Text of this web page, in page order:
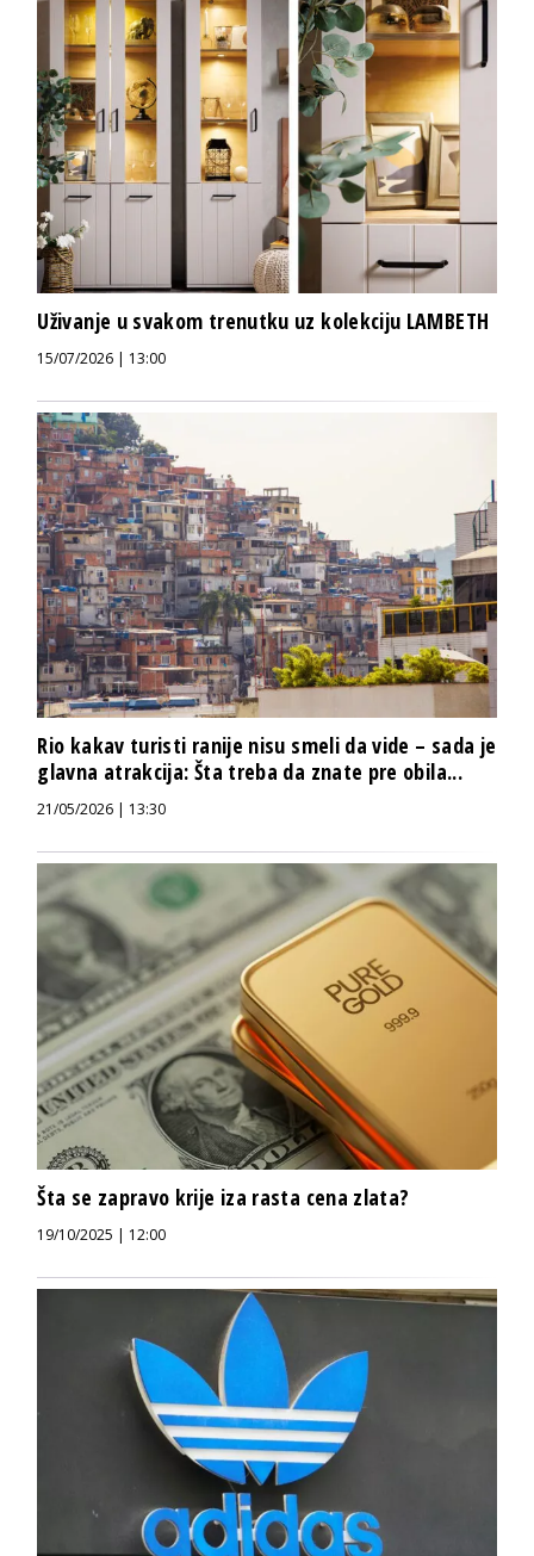
Uživanje u svakom trenutku uz kolekciju LAMBETH
15/07/2026 | 13:00
Rio kakav turisti ranije nisu smeli da vide – sada je
glavna atrakcija: Šta treba da znate pre obila...
21/05/2026 | 13:30
Šta se zapravo krije iza rasta cena zlata?
19/10/2025 | 12:00